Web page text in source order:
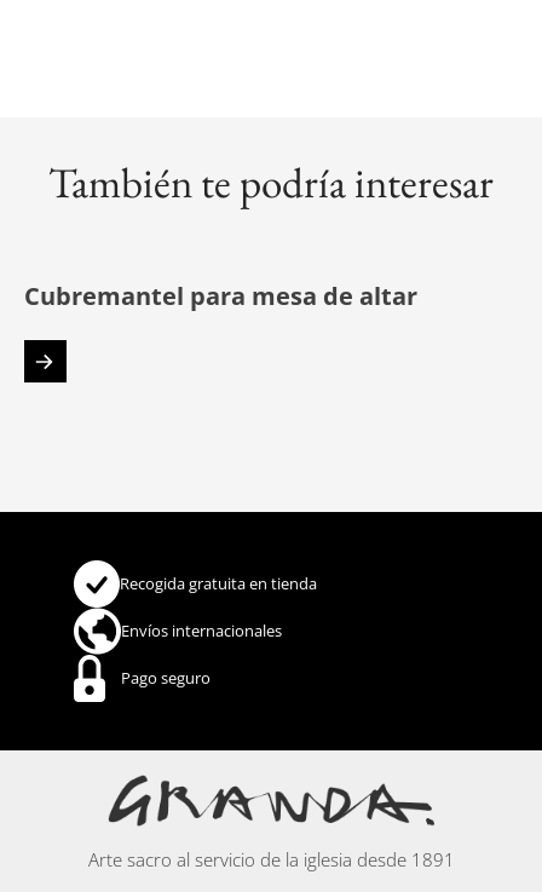
También te podría interesar
Cubremantel para mesa de altar
Recogida gratuita en tienda
Envíos internacionales
Pago seguro
Arte sacro al servicio de la iglesia desde 1891